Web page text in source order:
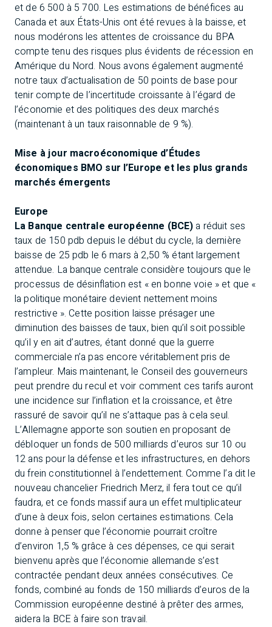
et de 6 500 à 5 700. Les estimations de bénéfices au
Canada et aux États-Unis ont été revues à la baisse, et
nous modérons les attentes de croissance du BPA
compte tenu des risques plus évidents de récession en
Amérique du Nord. Nous avons également augmenté
notre taux d’actualisation de 50 points de base pour
tenir compte de l’incertitude croissante à l’égard de
l’économie et des politiques des deux marchés
(maintenant à un taux raisonnable de 9 %).
Mise à jour macroéconomique d’Études
économiques BMO sur l’Europe et les plus grands
marchés émergents
Europe
La Banque centrale européenne (BCE) a réduit ses
taux de 150 pdb depuis le début du cycle, la dernière
baisse de 25 pdb le 6 mars à 2,50 % étant largement
attendue. La banque centrale considère toujours que le
processus de désinflation est «en bonne voie » et que «
la politique monétaire devient nettement moins
restrictive ». Cette position laisse présager une
diminution des baisses de taux, bien qu’il soit possible
qu’il y en ait d’autres, étant donné que la guerre
commerciale n’a pas encore véritablement pris de
l’ampleur. Mais maintenant, le Conseil des gouverneurs
peut prendre du recul et voir comment ces tarifs auront
une incidence sur l’inflation et la croissance, et être
rassuré de savoir qu’il ne s’attaque pas à cela seul.
L’Allemagne apporte son soutien en proposant de
débloquer un fonds de 500 milliards d’euros sur 10 ou
12 ans pour la défense et les infrastructures, en dehors
du frein constitutionnel à l’endettement. Comme l’a dit le
nouveau chancelier Friedrich Merz, il fera tout ce qu’il
faudra, et ce fonds massif aura un effet multiplicateur
d’une à deux fois, selon certaines estimations. Cela
donne à penser que l’économie pourrait croître
d’environ 1,5 % grâce à ces dépenses, ce qui serait
bienvenu après que l’économie allemande s’est
contractée pendant deux années consécutives. Ce
fonds, combiné au fonds de 150 milliards d’euros de la
Commission européenne destiné à prêter des armes,
aidera la BCE à faire son travail.